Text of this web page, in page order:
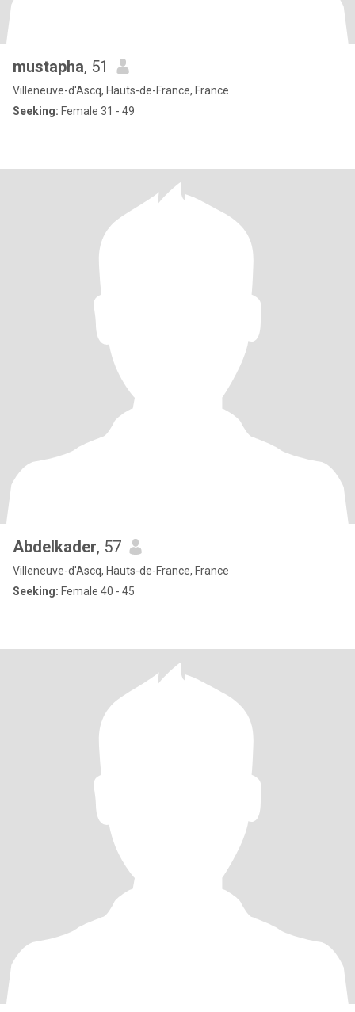
mustapha, 51
Villeneuve-d'Ascq, Hauts-de-France, France
Seeking: Female 31 - 49
Abdelkader, 57
Villeneuve-d'Ascq, Hauts-de-France, France
Seeking: Female 40 - 45